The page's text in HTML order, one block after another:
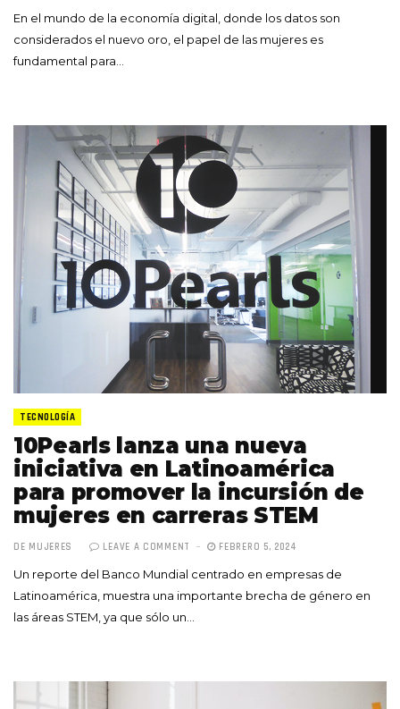
En el mundo de la economía digital, donde los datos son
considerados el nuevo oro, el papel de las mujeres es
fundamental para…
TECNOLOGÍA
10Pearls lanza una nueva
iniciativa en Latinoamérica
para promover la incursión de
mujeres en carreras STEM
DE MUJERES LEAVE A COMMENT FEBRERO 5, 2024
Un reporte del Banco Mundial centrado en empresas de
Latinoamérica, muestra una importante brecha de género en
las áreas STEM, ya que sólo un…